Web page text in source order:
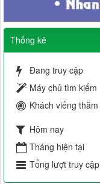
Thống kê
Đang truy cập
Máy chủ tìm kiếm
Khách viếng thăm
Hôm nay
Tháng hiện tại
Tổng lượt truy cập